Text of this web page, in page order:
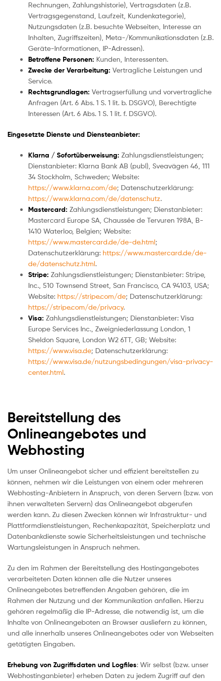
Rechnungen, Zahlungshistorie), Vertragsdaten (z.B.
Vertragsgegenstand, Laufzeit, Kundenkategorie),
Nutzungsdaten (z.B. besuchte Webseiten, Interesse an
Inhalten, Zugriffszeiten), Meta-/Kommunikationsdaten (z.B.
Geräte-Informationen, IP-Adressen).
Betroffene Personen: Kunden, Interessenten.
Zwecke der Verarbeitung: Vertragliche Leistungen und
Service.
Rechtsgrundlagen: Vertragserfüllung und vorvertragliche
Anfragen (Art. 6 Abs. 1 S. 1 lit. b. DSGVO), Berechtigte
Interessen (Art. 6 Abs. 1 S. 1 lit. f. DSGVO).
Eingesetzte Dienste und Diensteanbieter:
Klarna / Sofortüberweisung: Zahlungsdienstleistungen;
Dienstanbieter: Klarna Bank AB (publ), Sveavägen 46, 111
34 Stockholm, Schweden; Website:
https://www.klarna.com/de; Datenschutzerklärung:
https://www.klarna.com/de/datenschutz.
Mastercard: Zahlungsdienstleistungen; Dienstanbieter:
Mastercard Europe SA, Chaussée de Tervuren 198A, B-
1410 Waterloo, Belgien; Website:
https://www.mastercard.de/de-de.html;
Datenschutzerklärung: https://www.mastercard.de/de-
de/datenschutz.html.
Stripe: Zahlungsdienstleistungen; Dienstanbieter: Stripe,
Inc., 510 Townsend Street, San Francisco, CA 94103, USA;
Website: https://stripe.com/de; Datenschutzerklärung:
https://stripe.com/de/privacy.
Visa: Zahlungsdienstleistungen; Dienstanbieter: Visa
Europe Services Inc., Zweigniederlassung London, 1
Sheldon Square, London W2 6TT, GB; Website:
https://www.visa.de; Datenschutzerklärung:
https://www.visa.de/nutzungsbedingungen/visa-privacy-
center.html.
Bereitstellung des
Onlineangebotes und
Webhosting
Um unser Onlineangebot sicher und effizient bereitstellen zu
können, nehmen wir die Leistungen von einem oder mehreren
Webhosting-Anbietern in Anspruch, von deren Servern (bzw. von
ihnen verwalteten Servern) das Onlineangebot abgerufen
werden kann. Zu diesen Zwecken können wir Infrastruktur- und
Plattformdienstleistungen, Rechenkapazität, Speicherplatz und
Datenbankdienste sowie Sicherheitsleistungen und technische
Wartungsleistungen in Anspruch nehmen.
Zu den im Rahmen der Bereitstellung des Hostingangebotes
verarbeiteten Daten können alle die Nutzer unseres
Onlineangebotes betreffenden Angaben gehören, die im
Rahmen der Nutzung und der Kommunikation anfallen. Hierzu
gehören regelmäßig die IP-Adresse, die notwendig ist, um die
Inhalte von Onlineangeboten an Browser ausliefern zu können,
und alle innerhalb unseres Onlineangebotes oder von Webseiten
getätigten Eingaben.
Erhebung von Zugriffsdaten und Logfiles: Wir selbst (bzw. unser
Webhostinganbieter) erheben Daten zu jedem Zugriff auf den